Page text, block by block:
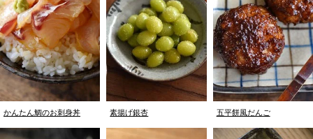
かんたん鯛のお刺身丼 素揚げ銀杏 五平餅風だんご